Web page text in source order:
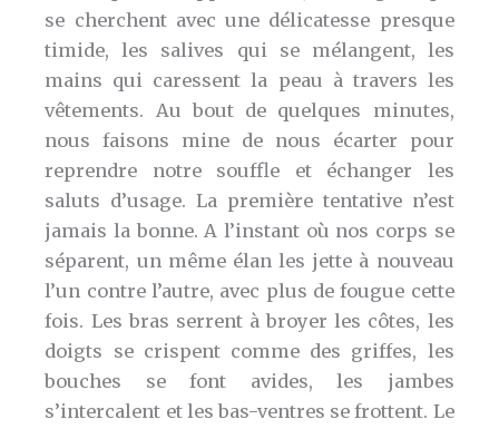
se cherchent avec une délicatesse presque
timide, les salives qui se mélangent, les
mains qui caressent la peau à travers les
vêtements. Au bout de quelques minutes,
nous faisons mine de nous écarter pour
reprendre notre souffle et échanger les
saluts d’usage. La première tentative n’est
jamais la bonne. A l’instant où nos corps se
séparent, un même élan les jette à nouveau
l’un contre l’autre, avec plus de fougue cette
fois. Les bras serrent à broyer les côtes, les
doigts se crispent comme des griffes, les
bouches se font avides, les jambes
s’intercalent et les bas-ventres se frottent. Le